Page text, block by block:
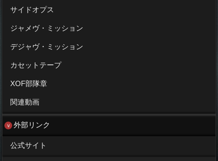
サイドオプス
ジャメヴ・ミッション
デジャヴ・ミッション
カセットテープ
XOF部隊章
関連動画
外部リンク
公式サイト